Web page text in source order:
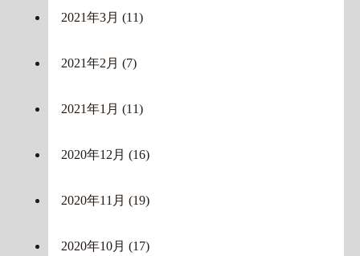
2021年3月 (11)
2021年2月 (7)
2021年1月 (11)
2020年12月 (16)
2020年11月 (19)
2020年10月 (17)